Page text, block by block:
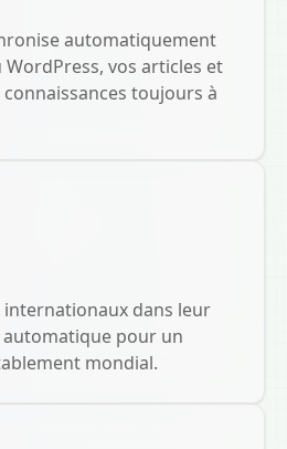
automatiquement
vos articles et
connaissances toujours à
internationaux dans leur
pour un
mondial.